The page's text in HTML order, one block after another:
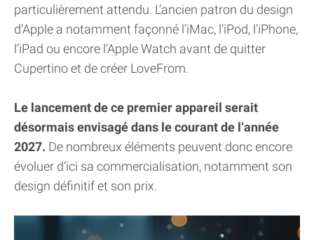
particulièrement attendu. L’ancien patron du design
d’Apple a notamment façonné l’iMac, l’iPod, l’iPhone,
l’iPad ou encore l’Apple Watch avant de quitter
Cupertino et de créer LoveFrom.
Le lancement de ce premier appareil serait
désormais envisagé dans le courant de l’année
2027. De nombreux éléments peuvent donc encore
évoluer d’ici sa commercialisation, notamment son
design définitif et son prix.